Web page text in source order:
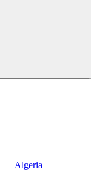
Algeria